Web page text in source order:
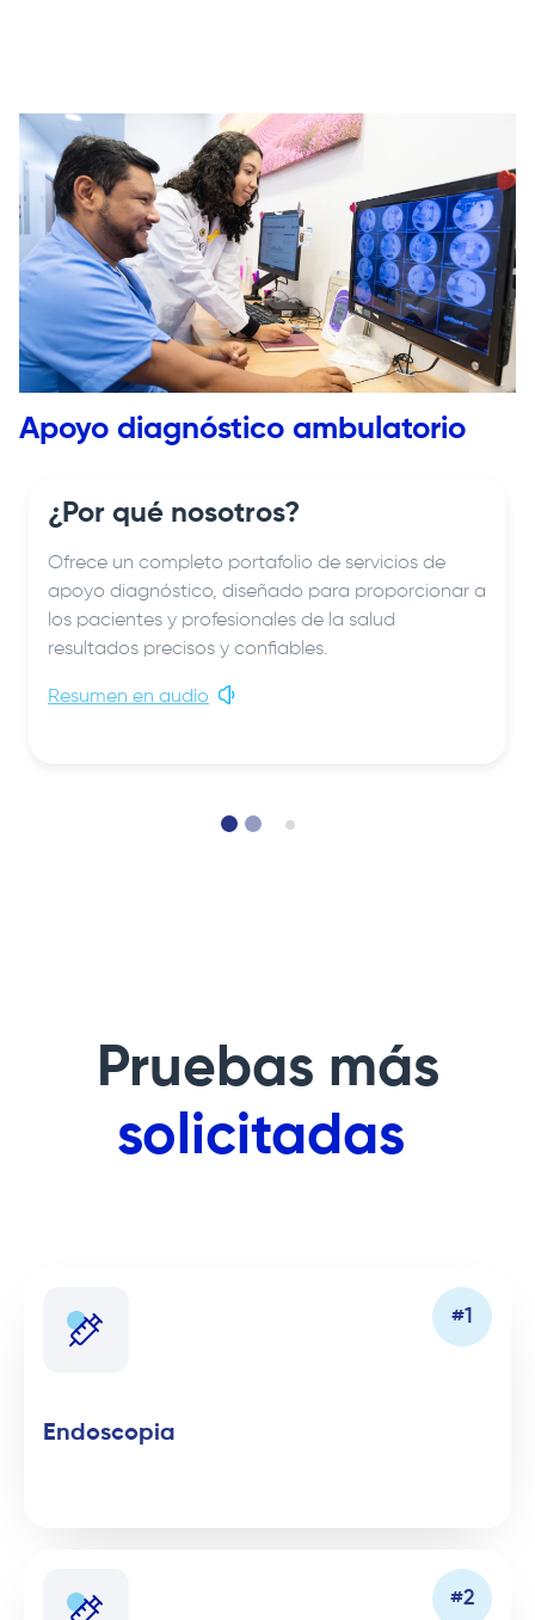
Image
Apoyo diagnóstico ambulatorio
¿Por qué nosotros?
Ofrece un completo portafolio de servicios de
apoyo diagnóstico, diseñado para proporcionar a
los pacientes y profesionales de la salud
resultados precisos y confiables.
Resumen en audio
Pruebas más
solicitadas
Endoscopia